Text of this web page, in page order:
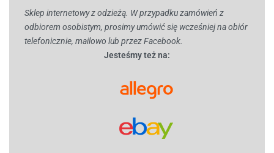
Sklep internetowy z odzieżą. W przypadku zamówień z
odbiorem osobistym, prosimy umówić się wcześniej na obiór
telefonicznie, mailowo lub przez Facebook.
Jesteśmy też na: